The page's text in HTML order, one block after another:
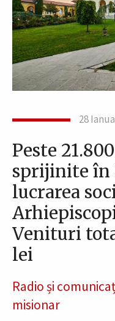
28
Peste
sprijinite în
lucrarea
Venituri
lei
Radio și
misionar